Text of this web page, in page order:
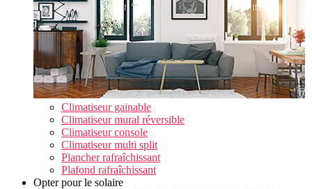
Climatiseur gainable
Climatiseur mural réversible
Climatiseur console
Climatiseur multi split
Plancher rafraîchissant
Plafond rafraîchissant
Opter pour le solaire